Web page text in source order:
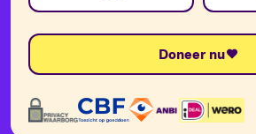
Doneer nu